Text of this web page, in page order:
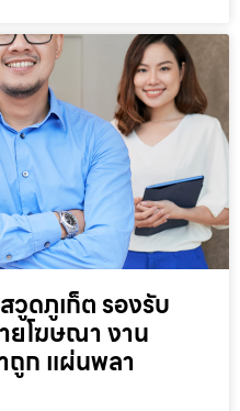
ดภูเก็ต รองรับ
ยโฆษณา งาน
ถูก แผ่นพลา